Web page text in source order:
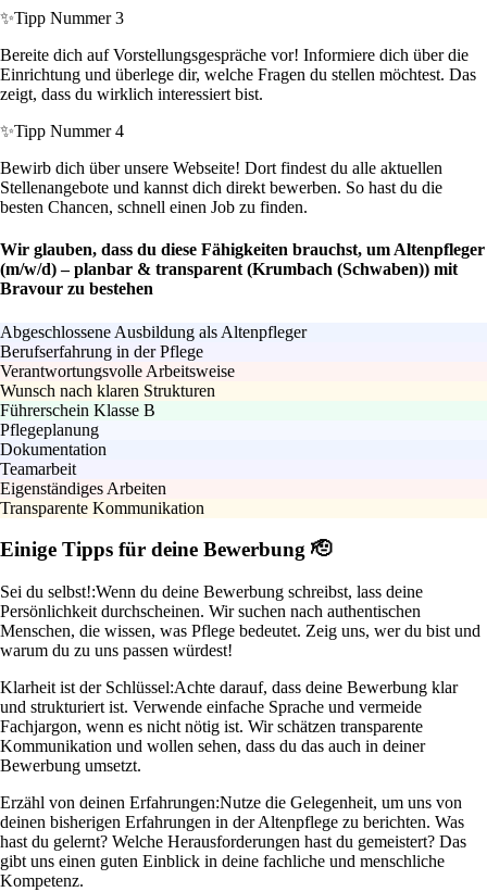
✨Tipp Nummer 3
Bereite dich auf Vorstellungsgespräche vor! Informiere dich über die
Einrichtung und überlege dir, welche Fragen du stellen möchtest. Das
zeigt, dass du wirklich interessiert bist.
✨Tipp Nummer 4
Bewirb dich über unsere Webseite! Dort findest du alle aktuellen
Stellenangebote und kannst dich direkt bewerben. So hast du die
besten Chancen, schnell einen Job zu finden.
Wir glauben, dass du diese Fähigkeiten brauchst, um Altenpfleger
(m/w/d) – planbar & transparent (Krumbach (Schwaben)) mit
Bravour zu bestehen
Abgeschlossene Ausbildung als Altenpfleger
Berufserfahrung in der Pflege
Verantwortungsvolle Arbeitsweise
Wunsch nach klaren Strukturen
Führerschein Klasse B
Pflegeplanung
Dokumentation
Teamarbeit
Eigenständiges Arbeiten
Transparente Kommunikation
Einige Tipps für deine Bewerbung 🫡
Sei du selbst!:Wenn du deine Bewerbung schreibst, lass deine
Persönlichkeit durchscheinen. Wir suchen nach authentischen
Menschen, die wissen, was Pflege bedeutet. Zeig uns, wer du bist und
warum du zu uns passen würdest!
Klarheit ist der Schlüssel:Achte darauf, dass deine Bewerbung klar
und strukturiert ist. Verwende einfache Sprache und vermeide
Fachjargon, wenn es nicht nötig ist. Wir schätzen transparente
Kommunikation und wollen sehen, dass du das auch in deiner
Bewerbung umsetzt.
Erzähl von deinen Erfahrungen:Nutze die Gelegenheit, um uns von
deinen bisherigen Erfahrungen in der Altenpflege zu berichten. Was
hast du gelernt? Welche Herausforderungen hast du gemeistert? Das
gibt uns einen guten Einblick in deine fachliche und menschliche
Kompetenz.